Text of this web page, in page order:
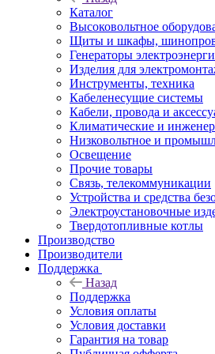
Каталог
Высоковольтное
Щиты и шкафы,
Генераторы
Изделия для
Инструменты, техника
Кабеленесущие системы
Кабели, провода и
Климатические и
Низковольтное и
Освещение
Прочие товары
Связь, телекоммуникации
Устройства и средства
Электроустановочные
Твердотопливные котлы
Производство
Производители
Поддержка
Назад
Поддержка
Условия оплаты
Условия доставки
Гарантия на товар